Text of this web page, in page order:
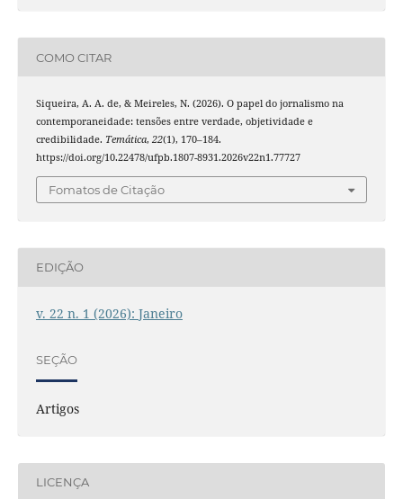
COMO CITAR
Siqueira, A. A. de, & Meireles, N. (2026). O papel do jornalismo na
contemporaneidade: tensões entre verdade, objetividade e
credibilidade. Temática, 22(1), 170–184.
https://doi.org/10.22478/ufpb.1807-8931.2026v22n1.77727
Fomatos de Citação
EDIÇÃO
v. 22 n. 1 (2026): Janeiro
SEÇÃO
Artigos
LICENÇA